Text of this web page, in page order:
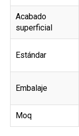
Acabado
superficial
Estándar
Embalaje
Moq